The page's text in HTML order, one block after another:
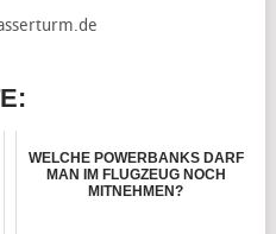
WELCHE POWERBANKS DARF
MAN IM FLUGZEUG NOCH
MITNEHMEN?